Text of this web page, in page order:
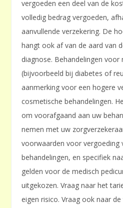
vergoeden een deel van de
volledig bedrag vergoeden,
aanvullende verzekering. De
hangt ook af van de aard van
diagnose. Behandelingen voor
(bijvoorbeeld bij diabetes of
aanmerking voor een hogere
cosmetische behandelingen.
om voorafgaand aan uw
nemen met uw
voorwaarden voor vergoeding
behandelingen, en specifiek
gelden voor de medisch
uitgekozen. Vraag naar het
eigen risico. Vraag ook naar